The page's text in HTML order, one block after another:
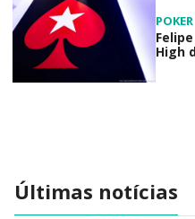
POKER
High
Últimas notícias